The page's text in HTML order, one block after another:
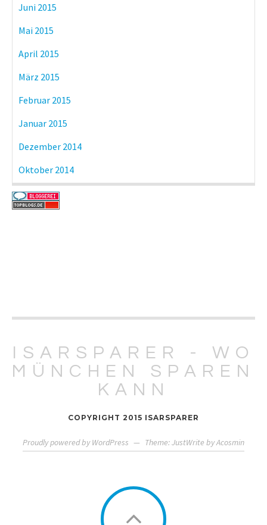
Juni 2015
Mai 2015
April 2015
März 2015
Februar 2015
Januar 2015
Dezember 2014
Oktober 2014
ISARSPARER - WO
MÜNCHEN SPAREN
KANN
COPYRIGHT 2015 ISARSPARER
Proudly powered by WordPress — Theme: JustWrite byAcosmin